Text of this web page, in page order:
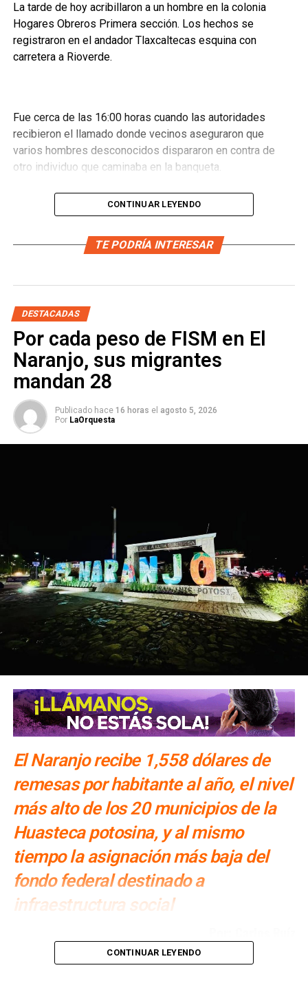
La tarde de hoy acribillaron a un hombre en la colonia
Hogares Obreros Primera sección. Los hechos se
registraron en el andador Tlaxcaltecas esquina con
carretera a Rioverde.
Fue cerca de las 16:00 horas cuando las autoridades
recibieron el llamado donde vecinos aseguraron que
varios hombres desconocidos dispararon en contra de
otro individuo que caminaba en la banqueta.
al avistar la escena vieron el cuerpo tendido en la acera y
Legista para realizar la necropsia de ley.
ARTÍCULOS RELACIONADOS:
SIGUIENTE
Balean a policías Metropolitanos
NO TE PIERDAS
Nava, los desarrolladores, y la sierra de San
Miguelito
CONTINUAR LEYENDO
TE PODRÍA INTERESAR
DESTACADAS
Por cada peso de FISM en El
Naranjo, sus migrantes
mandan 28
Publicado hace 16 horas el agosto 5, 2026
Por LaOrquesta
El Naranjo recibe 1,558 dólares de
remesas por habitante al año, el nivel
más alto de los 20 municipios de la
Huasteca potosina, y al mismo
tiempo la asignación más baja del
fondo federal destinado a
infraestructura social
En 2025, los migrantes de El Naranjo enviaron a sus
CONTINUAR LEYENDO